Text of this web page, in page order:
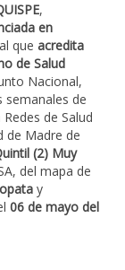
,
en
que acredita
de Salud
Nacional,
semanales de
Redes de Salud
de Madre de
(2) Muy
del mapa de
y
06 de mayo del